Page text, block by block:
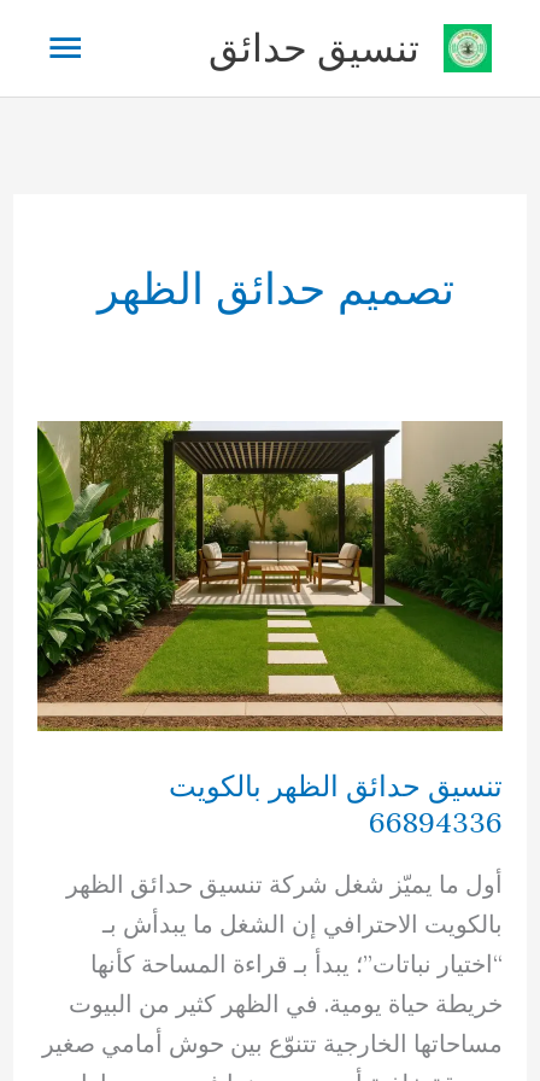
تخطي
المحتوى
تنسيق حدائق
تصميم حدائق الظهر
تنسيق حدائق الظهر بالكويت
66894336
أول ما يميّز شغل شركة تنسيق حدائق الظهر
بالكويت الاحترافي إن الشغل ما يبدأش بـ
“اختيار نباتات”؛ يبدأ بـ قراءة المساحة كأنها
خريطة حياة يومية. في الظهر كثير من البيوت
مساحاتها الخارجية تتنوّع بين حوش أمامي صغير